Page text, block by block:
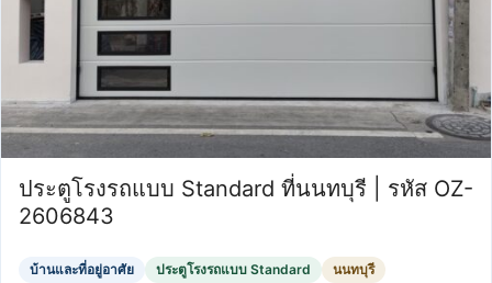
ประตูโรงรถแบบ Standard ที่นนทบุรี | รหัส OZ-
2606843
บ้านและที่อยู่อาศัย ประตูโรงรถแบบ Standard นนทบุรี